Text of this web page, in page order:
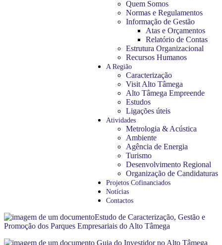
Quem Somos
Normas e Regulamentos
Informação de Gestão
Atas e Orçamentos
Relatório de Contas
Estrutura Organizacional
Recursos Humanos
A Região
Caracterização
Visit Alto Tâmega
Alto Tâmega Empreende
Estudos
Ligações úteis
Atividades
Metrologia & Acústica
Ambiente
Agência de Energia
Turismo
Desenvolvimento Regional
Organização de Candidaturas
Projetos Cofinanciados
Notícias
Contactos
Estudo de Caracterização, Gestão e
Promoção dos Parques Empresariais do Alto Tâmega
Guia do Investidor no Alto Tâmega